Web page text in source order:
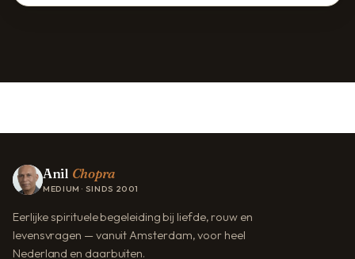
Anil Chopra
MEDIUM · SINDS 2001
Eerlijke spirituele begeleiding bij liefde, rouw en
levensvragen — vanuit Amsterdam, voor heel
Nederland en daarbuiten.